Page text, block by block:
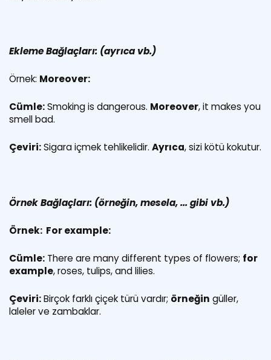
Ekleme Bağlaçları: (ayrıca vb.)
Örnek: Moreover:
Cümle:Smoking is dangerous. Moreover, it makes you
smell bad.
Çeviri:Sigara içmek tehlikelidir. Ayrıca, sizi kötü kokutur.
Örnek Bağlaçları: (örneğin, mesela, ... gibi vb.)
Örnek: For example:
Cümle: There are many different types of flowers; for
example, roses, tulips, and lilies.
Çeviri:Birçok farklı çiçek türü vardır; örneğin güller,
laleler ve zambaklar.